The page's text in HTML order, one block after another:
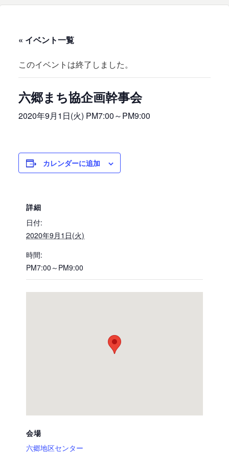
« イベント一覧
このイベントは終了しました。
六郷まち協企画幹事会
2020年9月1日(火) PM7:00～PM9:00
カレンダーに追加
詳細
日付:
2020年9月1日(火)
時間:
PM7:00～PM9:00
会場
六郷地区センター